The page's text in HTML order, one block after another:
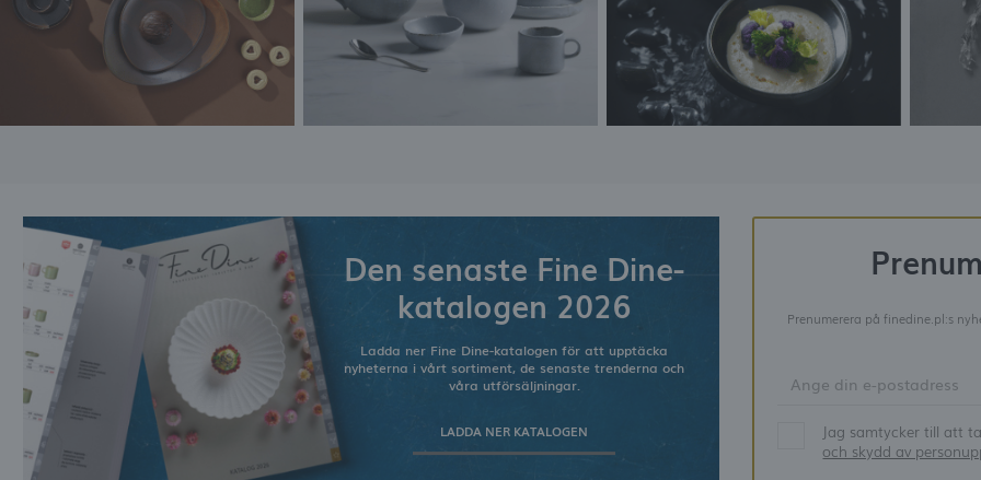
Den senaste Fine Dine-
katalogen 2026
Ladda ner Fine Dine-katalogen för att upptäcka
nyheterna i vårt sortiment, de senaste trenderna och
våra utförsäljningar.
LADDA NER KATALOGEN
Prenumerera på finedine.pl:s
Jag samtycker till att
och skydd av
tjänsteleverantörer. Dessa företag fungerar som mellanhänder som presenterar vårt innehåll
form av meddelanden, erbjudanden, kommunikation och inlägg i sociala medier.